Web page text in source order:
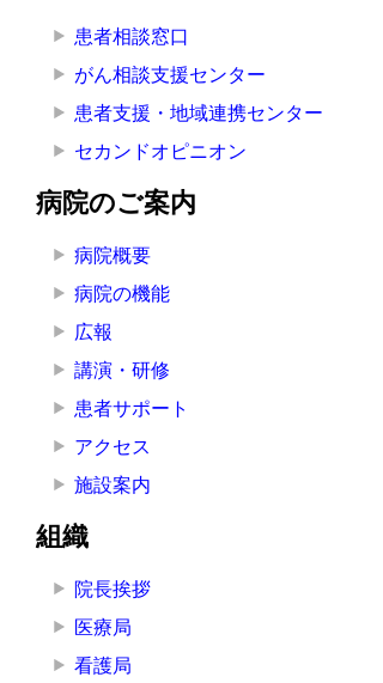
患者相談窓口
がん相談支援センター
患者支援・地域連携センター
セカンドオピニオン
病院のご案内
病院概要
病院の機能
広報
講演・研修
患者サポート
アクセス
施設案内
組織
院長挨拶
医療局
看護局